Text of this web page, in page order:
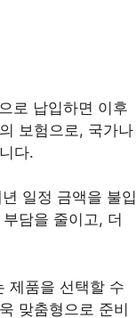
로 납입하면 이후
보험 으로, 국가나
다.
일정 금액을 불입
담을 줄이고, 더
제품을 선택할 수
맞춤형으로 준비